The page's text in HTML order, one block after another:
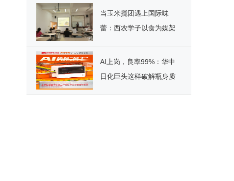
当玉米搅团遇上国际味
蕾：西农学子以食为媒架
AI上岗，良率99%：华中
日化巨头这样破解瓶身质